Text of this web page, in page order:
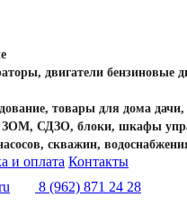
двигатели бензиновые
товары для дома
ЗОМ, СДЗО, блоки, шкафы
скважин,
и оплата Контакты
8 (962) 871 24 28